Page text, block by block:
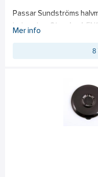
Passar Sundströms
helmasker.
Mer info
8